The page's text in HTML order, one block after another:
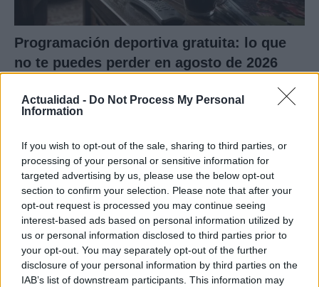
Actualidad - Do Not Process My Personal
Information
If you wish to opt-out of the sale, sharing to third parties, or
processing of your personal or sensitive information for
targeted advertising by us, please use the below opt-out
section to confirm your selection. Please note that after your
opt-out request is processed you may continue seeing
interest-based ads based on personal information utilized by
us or personal information disclosed to third parties prior to
your opt-out. You may separately opt-out of the further
disclosure of your personal information by third parties on the
IAB’s list of downstream participants. This information may
Programación deportiva gratuita: lo que
no te puedes perder en agosto de 2026